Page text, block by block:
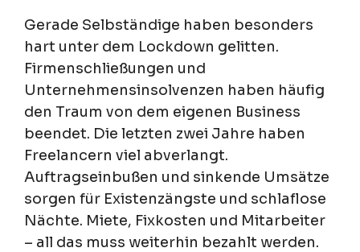
Gerade Selbständige haben besonders
hart unter dem Lockdown gelitten.
Firmenschließungen und
Unternehmensinsolvenzen haben häufig
den Traum von dem eigenen Business
beendet. Die letzten zwei Jahre haben
Freelancern viel abverlangt.
Auftragseinbußen und sinkende Umsätze
sorgen für Existenzängste und schlaflose
Nächte. Miete, Fixkosten und Mitarbeiter
– all das muss weiterhin bezahlt werden.